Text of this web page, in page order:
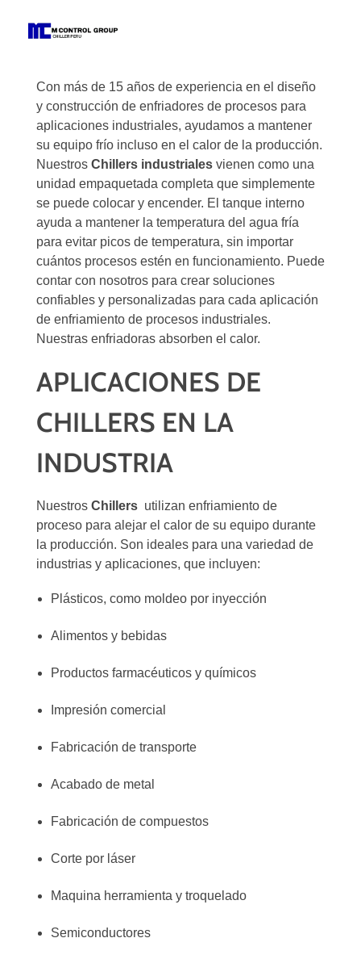
Con más de 15 años de experiencia en el diseño
y construcción de enfriadores de procesos para
aplicaciones industriales, ayudamos a mantener
su equipo frío incluso en el calor de la producción.
Nuestros Chillers industriales vienen como una
unidad empaquetada completa que simplemente
se puede colocar y encender. El tanque interno
ayuda a mantener la temperatura del agua fría
para evitar picos de temperatura, sin importar
cuántos procesos estén en funcionamiento. Puede
contar con nosotros para crear soluciones
confiables y personalizadas para cada aplicación
de enfriamiento de procesos industriales.
Nuestras enfriadoras absorben el calor.
APLICACIONES DE
CHILLERS EN LA
INDUSTRIA
Nuestros Chillers utilizan enfriamiento de
proceso para alejar el calor de su equipo durante
la producción. Son ideales para una variedad de
industrias y aplicaciones, que incluyen:
Plásticos, como moldeo por inyección
Alimentos y bebidas
Productos farmacéuticos y químicos
Impresión comercial
Fabricación de transporte
Acabado de metal
Fabricación de compuestos
Corte por láser
Maquina herramienta y troquelado
Semiconductores